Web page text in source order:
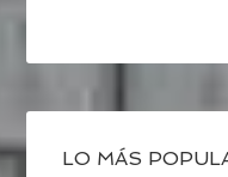
LO MÁS